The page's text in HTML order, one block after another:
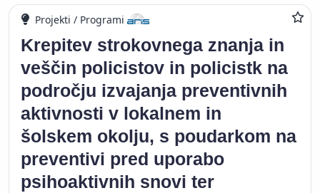
Projekti / Programi
Krepitev strokovnega znanja in
veščin policistov in policistk na
področju izvajanja preventivnih
aktivnosti v lokalnem in
šolskem okolju, s poudarkom na
preventivi pred uporabo
psihoaktivnih snovi ter